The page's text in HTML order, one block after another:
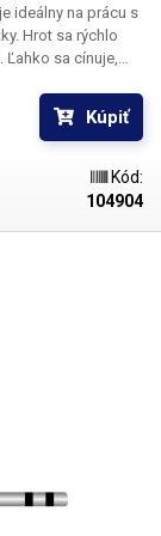
ideálny na prácu s
Hrot sa rýchlo
Ľahko sa cínuje,
zvyšuje efektivitu
aplikácií. Hrot má
Kúpiť
Kód:
104904